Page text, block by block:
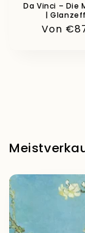
Da Vinci – Die
|
Von